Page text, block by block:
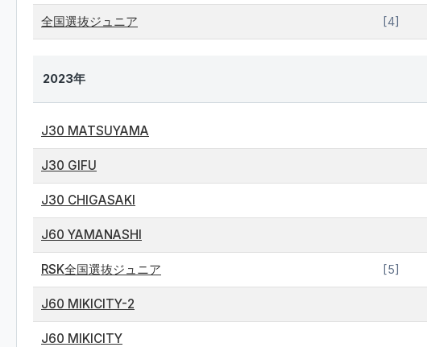
全国選抜ジュニア [4]
2023年
J30 MATSUYAMA
J30 GIFU
J30 CHIGASAKI
J60 YAMANASHI
RSK全国選抜ジュニア [5]
J60 MIKICITY-2
J60 MIKICITY